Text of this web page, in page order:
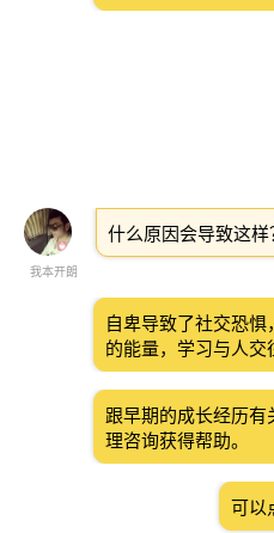
我本开朗
什么原因会导致这样
自卑导致了社交恐
的能量，学习与人交
跟早期的成长经历
理咨询获得帮助。
可以